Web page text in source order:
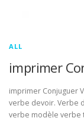
ALL
imprimer
imprimer Conjuguer
verbe devoir. Verbe
verbe modèle verbe